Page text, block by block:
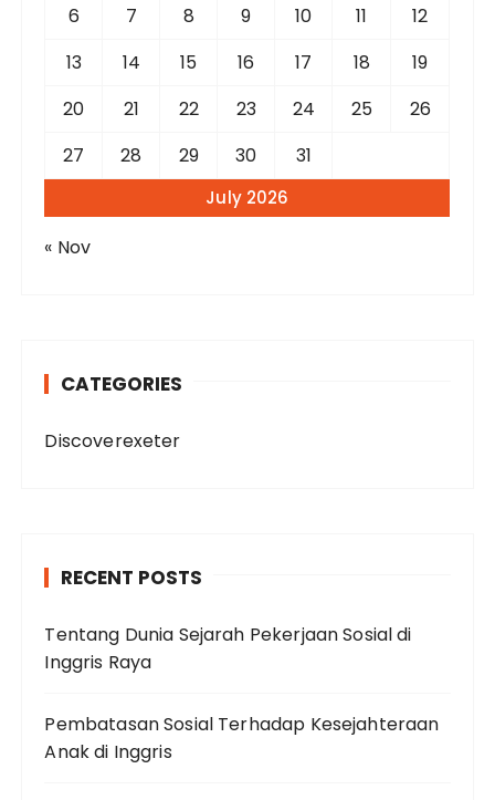
July 2026
6 7 8 9 10 11
12
13
14 15 16 17 18
19
20
21 22 23 24 25
26
27
28 29 30 31
« Nov
CATEGORIES
Discoverexeter
RECENT POSTS
Tentang Dunia Sejarah Pekerjaan Sosial di
Inggris Raya
Pembatasan Sosial Terhadap Kesejahteraan
Anak di Inggris